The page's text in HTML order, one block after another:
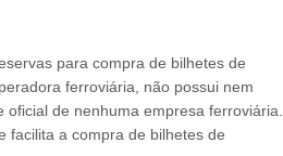
para compra de bilhetes de
ferroviária, não possui nem
de nenhuma empresa ferroviária.
facilita a compra de bilhetes de